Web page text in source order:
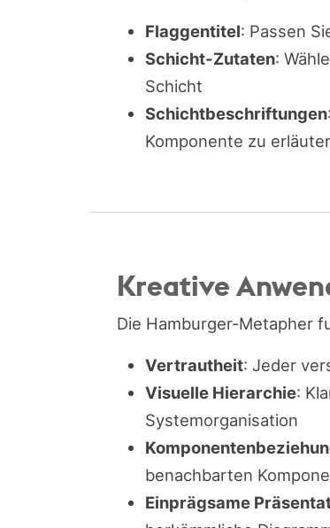
Flaggentitel: Passen
Schicht-Zutaten:
Schicht
Schichtbeschriftungen
Komponente zu
Kreative
Die Hamburger-Metapher
Vertrautheit: Jeder
Visuelle Hierarchie:
Systemorganisation
benachbarten
Einprägsame